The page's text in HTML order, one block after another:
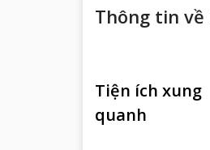
Thông tin về
Tiện ích xung
quanh